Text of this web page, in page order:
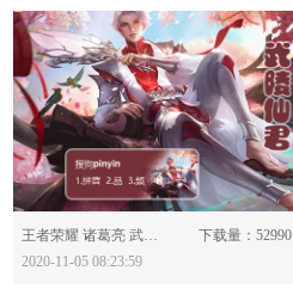
分享：
王者荣耀 诸葛亮 武陵仙君-616769
下载量：52990
2020-11-05 08:23:59